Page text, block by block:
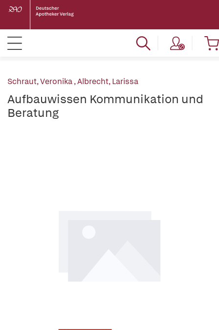
Schraut, Veronika,Albrecht, Larissa
Aufbauwissen Kommunikation und
Beratung